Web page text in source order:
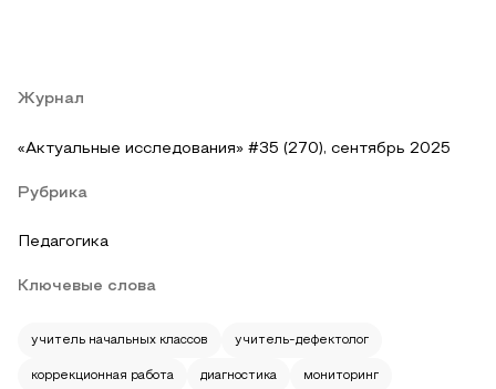
Журнал
«Актуальные исследования» #35 (270), сентябрь 2025
Рубрика
Педагогика
Ключевые слова
учитель начальных классов учитель-дефектолог
коррекционная работа диагностика мониторинг